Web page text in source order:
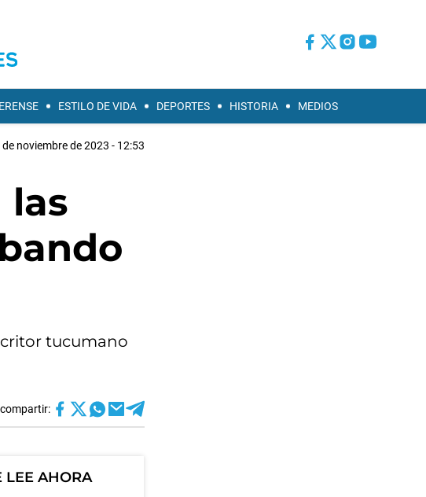
ESTILO DE VIDA DEPORTES HISTORIA MEDIOS
de noviembre de 2023 - 12:53
las
tucumano
LEE AHORA